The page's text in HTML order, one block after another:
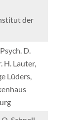
der
D.
H. Lauter,
Lüders,